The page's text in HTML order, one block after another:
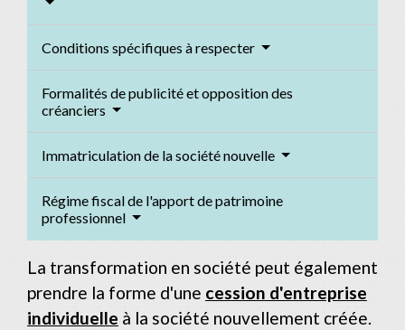
Conditions spécifiques à respecter
Formalités de publicité et opposition des
créanciers
Immatriculation de la société nouvelle
Régime fiscal de l'apport de patrimoine
professionnel
La transformation en société peut également
prendre la forme d'une cession d'entreprise
individuelle à la société nouvellement créée.